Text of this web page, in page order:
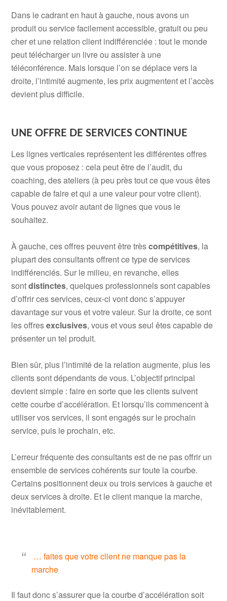
Dans le cadrant en haut à gauche, nous avons un
produit ou service facilement accessible, gratuit ou peu
cher et une relation client indifférenciée : tout le monde
peut télécharger un livre ou assister à une
téléconférence. Mais lorsque l’on se déplace vers la
droite, l’intimité augmente, les prix augmentent et l’accès
devient plus difficile.
UNE OFFRE DE SERVICES CONTINUE
Les lignes verticales représentent les différentes offres
que vous proposez : cela peut être de l’audit, du
coaching, des ateliers (à peu près tout ce que vous êtes
capable de faire et qui a une valeur pour votre client).
Vous pouvez avoir autant de lignes que vous le
souhaitez.
À gauche, ces offres peuvent être trèscompétitives, la
plupart des consultants offrent ce type de services
indifférenciés. Sur le milieu, en revanche, elles
sontdistinctes, quelques professionnels sont capables
d’offrir ces services, ceux-ci vont donc s’appuyer
davantage sur vous et votre valeur. Sur la droite, ce sont
les offresexclusives, vous et vous seul êtes capable de
présenter un tel produit.
Bien sûr, plus l’intimité de la relation augmente, plus les
clients sont dépendants de vous. L’objectif principal
devient simple : faire en sorte que les clients suivent
cette courbe d’accélération. Et lorsqu’ils commencent à
utiliser vos services, il sont engagés sur le prochain
service, puis le prochain, etc.
L’erreur fréquente des consultants est de ne pas offrir un
ensemble de services cohérents sur toute la courbe.
Certains positionnent deux ou trois services à gauche et
deux services à droite. Et le client manque la marche,
inévitablement.
… faites que votre client ne manque pas la
marche
Il faut donc s’assurer que la courbe d’accélération soit